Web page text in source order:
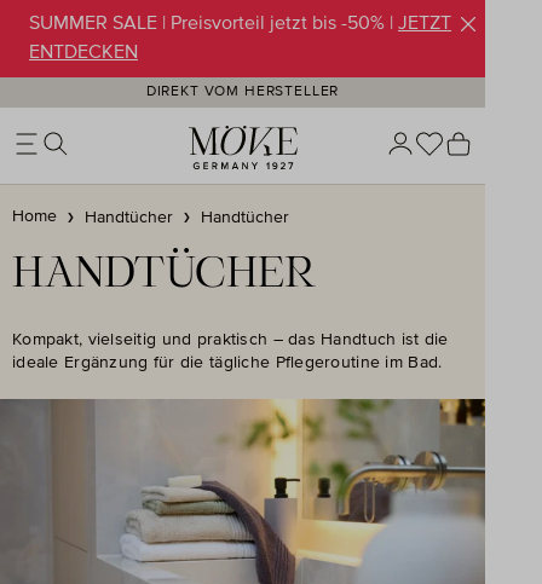
Zum Hauptinhalt springen
SUMMER SALE | Preisvorteil jetzt bis -50% | JETZT
ENTDECKEN
DIREKT VOM HERSTELLER
Du hast 0
Home Handtücher Handtücher
HANDTÜCHER
Kompakt, vielseitig und praktisch – das Handtuch ist die
ideale Ergänzung für die tägliche Pflegeroutine im Bad.